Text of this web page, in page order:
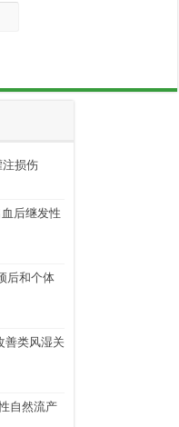
注损伤
后继发性
后和个体
善类风湿关
自然流产